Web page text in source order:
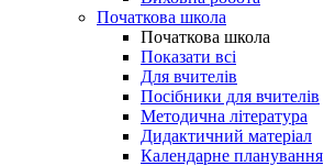
Початкова школа
Початкова школа
Показати всі
Для вчителів
Посібники для вчителів
Методична література
Дидактичний матеріал
Календарне планування